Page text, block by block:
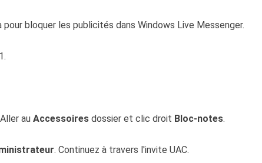
bloquer les publicités dans Windows Live Messenger.
au Accessoires dossier et clic droit Bloc-notes.
. Continuez à travers l'invite UAC.